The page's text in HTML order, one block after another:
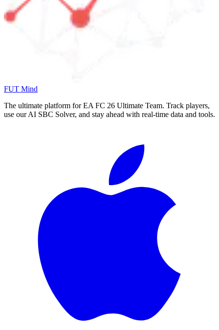
FUT Mind
The ultimate platform for EA FC 26 Ultimate Team. Track players,
use our AI SBC Solver, and stay ahead with real-time data and tools.